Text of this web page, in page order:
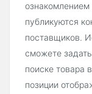
публикуются
поставщиков.
сможете
поиске товара
позиции